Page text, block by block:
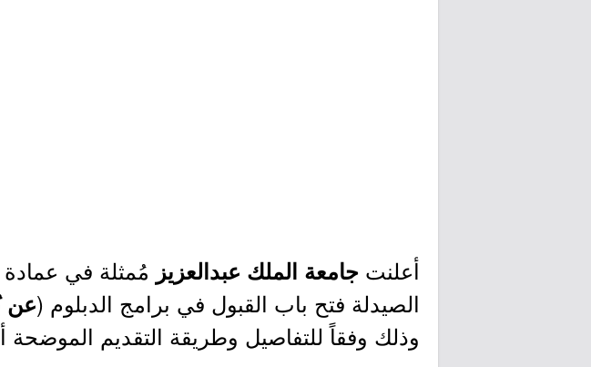
أعلنت جامعة الملك عبدالعزيز مُمثلة في
الصيدلة فتح باب القبول في برامج الدبلوم (عن
وذلك وفقاً للتفاصيل وطريقة التقديم الموضحة